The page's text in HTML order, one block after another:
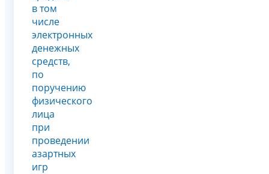
в том
числе
электронных
денежных
средств,
по
поручению
физического
лица
при
проведении
азартных
игр